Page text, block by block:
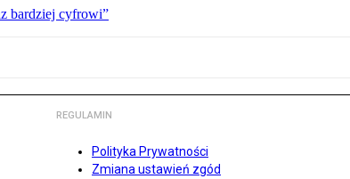
bardziej cyfrowi”
REGULAMIN
Polityka Prywatności
Zmiana ustawień zgód